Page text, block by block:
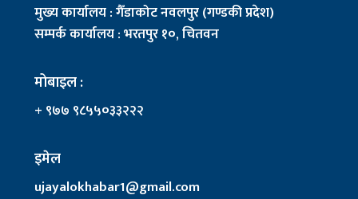
मुख्य कार्यालय : गैँडाकोट नवलपुर (गण्डकी प्रदेश)
सम्पर्क कार्यालय : भरतपुर १०, चितवन
मोबाइल :
+ ९७७ ९८५५०३३२२२
इमेल
ujayalokhabar1@gmail.com